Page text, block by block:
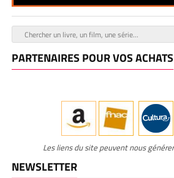
PARTENAIRES POUR VOS ACHATS
Les liens du site peuvent nous
NEWSLETTER